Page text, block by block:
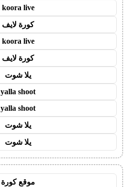
koora live
كورة لايف
koora live
كورة لايف
يلا شوت
yalla shoot
yalla shoot
يلا شوت
يلا شوت
موقع كورة